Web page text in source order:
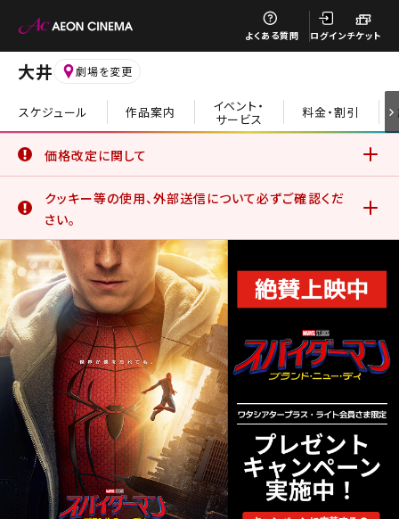
よくある質問 ログインチケット
大井 劇場を変更
スケジュール 作品案内 イベント・
サービス 料金・割引
価格改定に関して
格改定を実施いたしました。
詳細はこちら
クッキー等の使用、外部送信について必ずご確認くだ
さい。
イオンシネマ公式アプリをご利用のお客さま
公式アプリでは、サービスの利用状況分析やお客さまの体験
を向上させるためにクッキー等を使用しています。このままご
利用になる場合、クッキー等の使用に同意したことになりま
す。詳しくは、サイトポリシーをご覧ください。
詳細はこちら
閉じる
閉じる